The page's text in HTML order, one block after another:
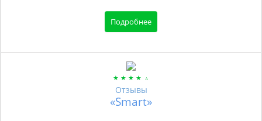
Подробнее
Отзывы
«Smart»